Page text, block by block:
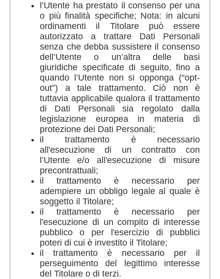
l’Utente ha prestato il consenso per una
o più finalità specifiche; Nota: in alcuni
ordinamenti il Titolare può essere
autorizzato a trattare Dati Personali
senza che debba sussistere il consenso
dell’Utente o un’altra delle basi
giuridiche specificate di seguito, fino a
quando l’Utente non si opponga (“opt-
out”) a tale trattamento. Ciò non è
tuttavia applicabile qualora il trattamento
di Dati Personali sia regolato dalla
legislazione europea in materia di
protezione dei Dati Personali;
il trattamento è necessario
all'esecuzione di un contratto con
l’Utente e/o all'esecuzione di misure
precontrattuali;
il trattamento è necessario per
adempiere un obbligo legale al quale è
soggetto il Titolare;
il trattamento è necessario per
l'esecuzione di un compito di interesse
pubblico o per l'esercizio di pubblici
poteri di cui è investito il Titolare;
il trattamento è necessario per il
perseguimento del legittimo interesse
del Titolare o di terzi.